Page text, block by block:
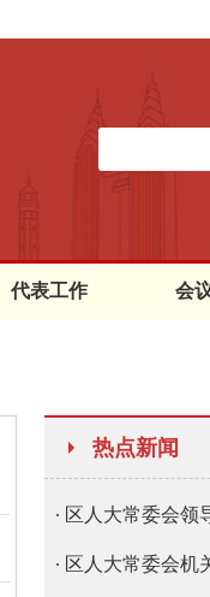
代表工作 会
热点新闻
区人大常委会领
区人大常委会机